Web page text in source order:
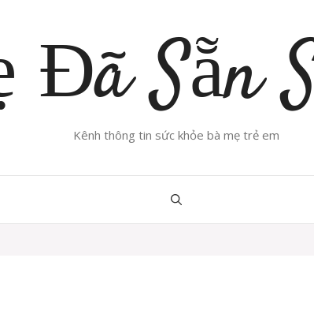
Đã Sẵn
Kênh thông tin sức khỏe bà mẹ trẻ em